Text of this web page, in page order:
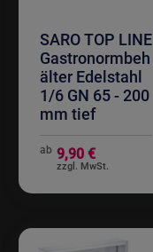
SARO TOP LINE
Gastronormbeh
älter Edelstahl
1/6 GN 65 - 200
mm tief
ab 9,90 €